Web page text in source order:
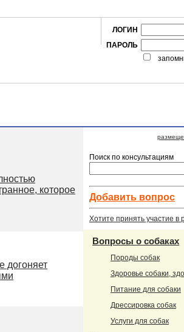
ЛОГИН
ПАРОЛЬ
которое
догоняет
Поиск по консультациям
Добавить вопроc
Хотите принять участие в
Вопросы о собаках
Породы собак
Здоровье собаки,
Питание для собаки
Дрессировка собак
Услуги для собак